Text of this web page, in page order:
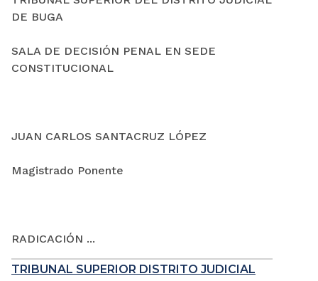
DE BUGA
SALA DE DECISIÓN PENAL EN SEDE
CONSTITUCIONAL
JUAN CARLOS SANTACRUZ LÓPEZ
Magistrado Ponente
RADICACIÓN ...
TRIBUNAL SUPERIOR DISTRITO JUDICIAL